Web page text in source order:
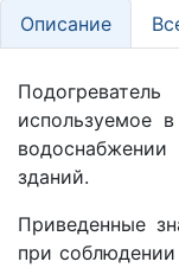
Описание
используемое
зданий.
Приведенные
при